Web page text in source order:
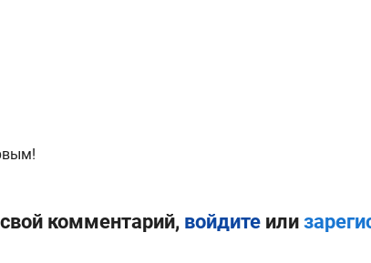
комментарий, войдитеили